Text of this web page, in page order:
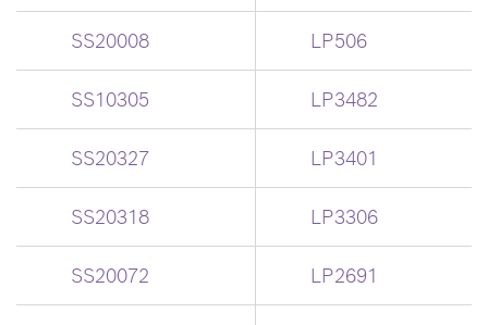
SS20008 LP506
SS10305 LP3482
SS20327 LP3401
SS20318 LP3306
SS20072 LP2691